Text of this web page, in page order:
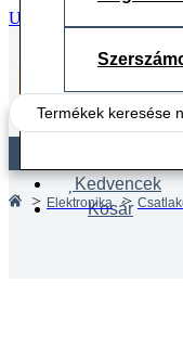
Ugrás a fő tartalomhoz
Search
...
Kedvencek
Kosár
Elektronika